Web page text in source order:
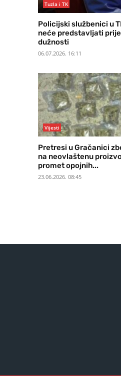
Tuzla i TK
Policijski službenici u
neće predstavljati
dužnosti
06.07.2026. 16:11
Vijesti
Pretresi u Gračanici
na neovlaštenu
promet opojnih...
23.06.2026. 08:45